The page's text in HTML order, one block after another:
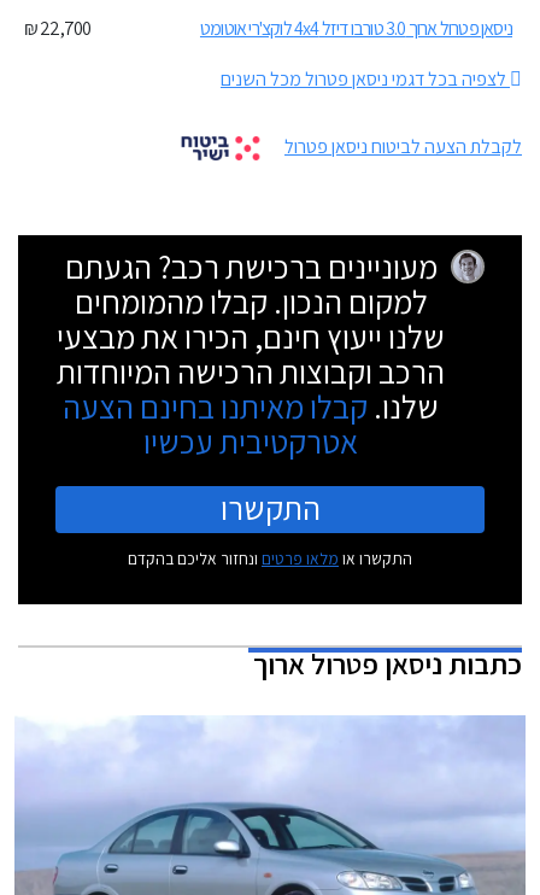
ניסאן פטרול ארוך 3.0 טורבו דיזל 4x4 לוקצ'רי אוטומט
22,700 ₪
לצפיה בכל דגמי ניסאן פטרול מכל השנים
לקבלת הצעה לביטוח ניסאן פטרול
מעוניינים ברכישת רכב? הגעתם
למקום הנכון. קבלו מהמומחים
שלנו ייעוץ חינם, הכירו את מבצעי
הרכב וקבוצות הרכישה המיוחדות
שלנו. קבלו מאיתנו בחינם הצעה
אטרקטיבית עכשיו
התקשרו
התקשרו או מלאו פרטים ונחזור אליכם בהקדם
כתבותניסאן פטרול ארוך